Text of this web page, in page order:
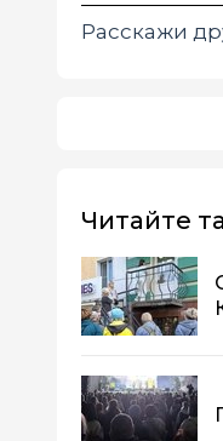
Расскажи
Читайте